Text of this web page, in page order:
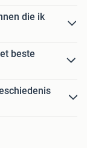
die ik
beste